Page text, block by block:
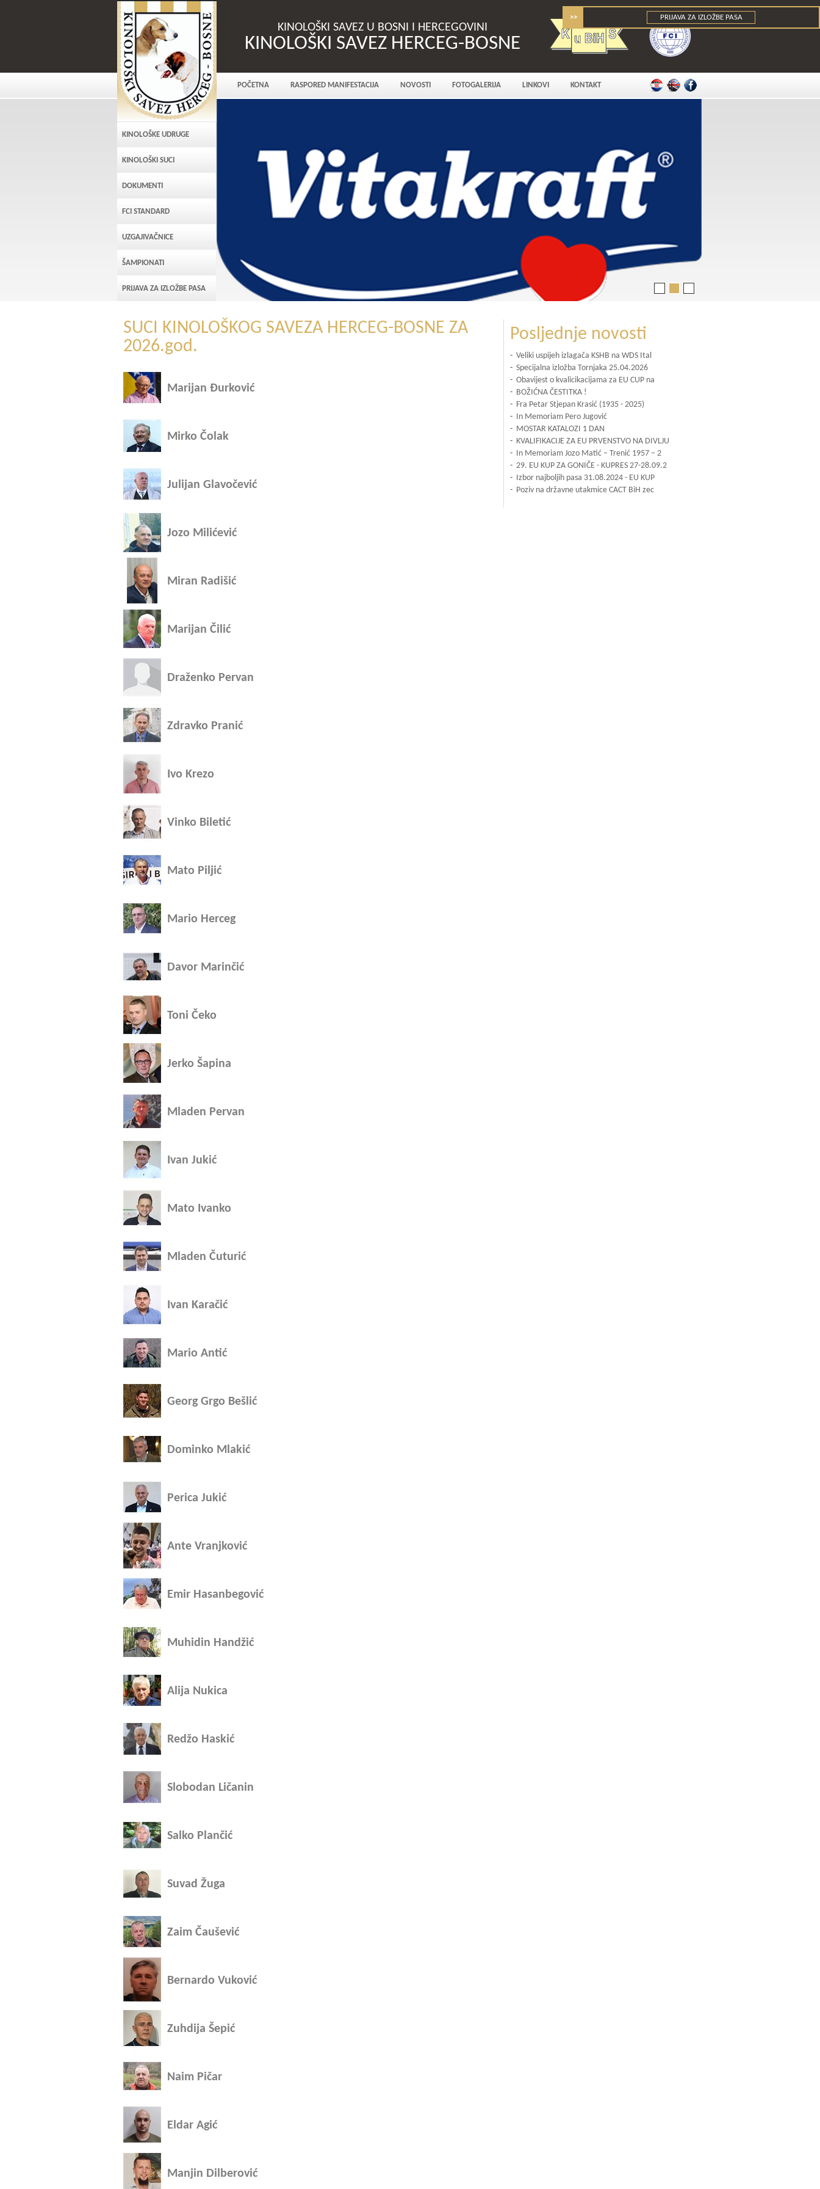
>> PRIJAVA ZA IZLOŽBE PASA
KINOLOŠKI SAVEZ U BOSNI I HERCEGOVINI
KINOLOŠKI SAVEZ HERCEG-BOSNE
POČETNA RASPORED MANIFESTACIJA NOVOSTI FOTOGALERIJA LINKOVI KONTAKT
KINOLOŠKE UDRUGE
KINOLOŠKI SUCI
DOKUMENTI
FCI STANDARD
UZGAJIVAČNICE
ŠAMPIONATI
PRIJAVA ZA IZLOŽBE PASA
SUCI KINOLOŠKOG SAVEZA HERCEG-BOSNE ZA
2026.god.
Marijan Đurković
Mirko Čolak
Julijan Glavočević
Jozo Milićević
Miran Radišić
Marijan Čilić
Draženko Pervan
Zdravko Pranić
Ivo Krezo
Vinko Biletić
Mato Piljić
Mario Herceg
Davor Marinčić
Toni Čeko
Jerko Šapina
Mladen Pervan
Ivan Jukić
Mato Ivanko
Mladen Čuturić
Ivan Karačić
Mario Antić
Georg Grgo Bešlić
Dominko Mlakić
Perica Jukić
Ante Vranjković
Emir Hasanbegović
Muhidin Handžić
Alija Nukica
Redžo Haskić
Slobodan Ličanin
Salko Plančić
Suvad Žuga
Zaim Čaušević
Bernardo Vuković
Zuhdija Šepić
Naim Pičar
Eldar Agić
Manjin Dilberović
Posljednje novosti
- Veliki uspijeh izlagača KSHB na WDS Ital
- Specijalna izložba Tornjaka 25.04.2026
- Obavijest o kvalicikacijama za EU CUP na
- BOŽIĆNA ČESTITKA !
- Fra Petar Stjepan Krasić (1935 - 2025)
- In Memoriam Pero Jugović
- MOSTAR KATALOZI 1 DAN
- KVALIFIKACIJE ZA EU PRVENSTVO NA DIVLJU
- In Memoriam Jozo Matić – Trenić 1957 – 2
- 29. EU KUP ZA GONIČE - KUPRES 27-28.09.2
- Izbor najboljih pasa 31.08.2024 - EU KUP
- Poziv na državne utakmice CACT BiH zec